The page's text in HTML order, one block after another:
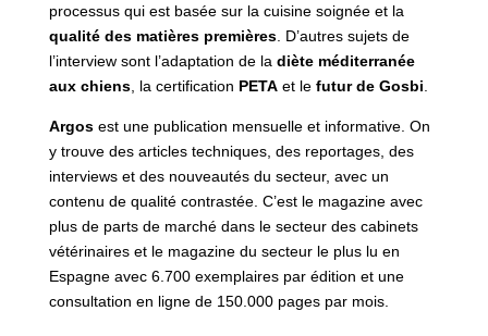
processus qui est basée sur la cuisine soignée et la
qualité des matières premières. D’autres sujets de
l’interview sont l’adaptation de la diète méditerranée
aux chiens, la certification PETAet le futur de Gosbi
Argosest une publication mensuelle et informative. On
y trouve des articles techniques, des reportages, des
interviews et des nouveautés du secteur, avec un
contenu de qualité contrastée. C’est le magazine avec
plus de parts de marché dans le secteur des cabinets
vétérinaires et le magazine du secteur le plus lu en
Espagne avec 6.700 exemplaires par édition et une
consultation en ligne de 150.000 pages par mois.